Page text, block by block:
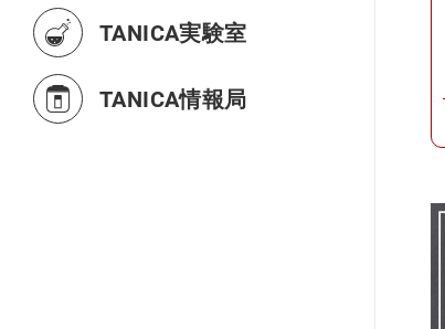
TANICA実験室
TANICA情報局